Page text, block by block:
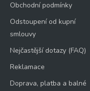
Obchodní podmínky
Odstoupení od kupní
smlouvy
Nejčastější dotazy (FAQ)
Reklamace
Doprava, platba a balné